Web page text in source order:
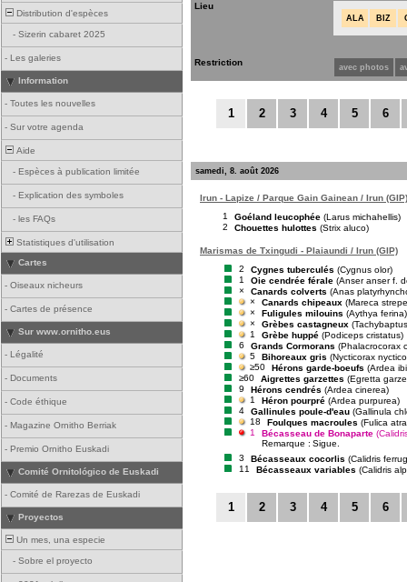
Distribution d'espèces
- Sizerin cabaret 2025
- Les galeries
Information
- Toutes les nouvelles
- Sur votre agenda
Aide
- Espèces à publication limitée
- Explication des symboles
- les FAQs
Statistiques d'utilisation
Cartes
- Oiseaux nicheurs
- Cartes de présence
Sur www.ornitho.eus
- Légalité
- Documents
- Code éthique
- Magazine Ornitho Berriak
- Premio Ornitho Euskadi
Comité Ornitológico de Euskadi
- Comité de Rarezas de Euskadi
Proyectos
Un mes, una especie
- Sobre el proyecto
Lieu
ALA BIZ
Restriction avec photos
1 2 3 4 5 6
samedi, 8. août 2026
Irun - Lapize / Parque Gain Gainean / Irun (GIP)
1
Goéland leucophée (Larus michahellis)
2
Chouettes hulottes (Strix aluco)
Marismas de Txingudi - Plaiaundi / Irun (GIP)
2
Cygnes tuberculés (Cygnus olor)
1
Oie cendrée férale (Anser anser f.
×
Canards colverts (Anas
×
Canards chipeaux (Mareca
×
Fuligules milouins (Aythya ferina)
×
Grèbes castagneux
1
Grèbe huppé (Podiceps cristatus)
6
Grands Cormorans (Phalacrocorax
5
Bihoreaux gris (Nycticorax
≥50
Hérons garde-boeufs (Ardea
≥60
Aigrettes garzettes (Egretta
9
Hérons cendrés (Ardea cinerea)
1
Héron pourpré (Ardea purpurea)
4
Gallinules poule-d'eau (Gallinula
18
Foulques macroules (Fulica
1
Bécasseau de Bonaparte
Remarque : Sigue.
3
Bécasseaux cocorlis (Calidris
11
Bécasseaux variables (Calidris
1 2 3 4 5 6